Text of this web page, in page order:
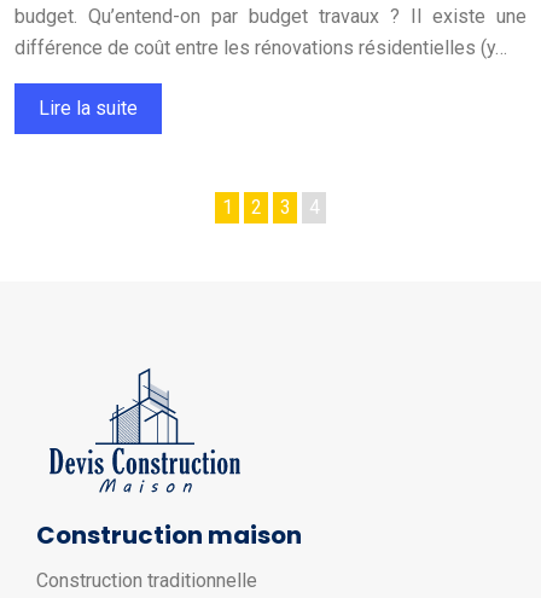
budget. Qu’entend-on par budget travaux ? Il existe une
différence de coût entre les rénovations résidentielles (y…
Lire la suite
1 2 3 4
Construction maison
Construction traditionnelle